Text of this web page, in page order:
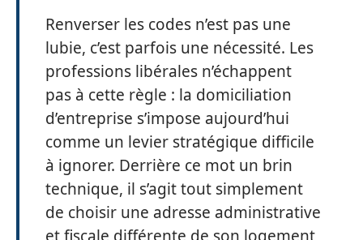
Renverser les codes n’est pas une
lubie, c’est parfois une nécessité. Les
professions libérales n’échappent
pas à cette règle : la domiciliation
d’entreprise s’impose aujourd’hui
comme un levier stratégique difficile
à ignorer. Derrière ce mot un brin
technique, il s’agit tout simplement
de choisir une adresse administrative